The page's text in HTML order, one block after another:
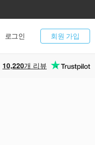
회원 가입
로그인
10,220개 리뷰